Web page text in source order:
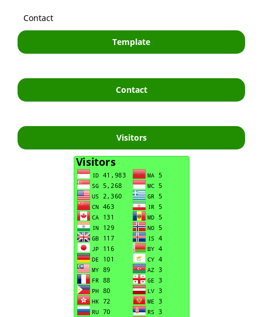
Contact
Template
Contact
Visitors